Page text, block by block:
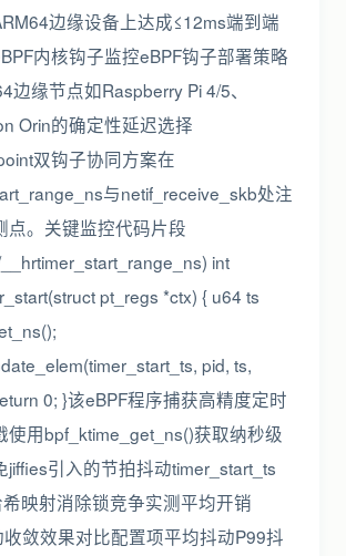
边缘设备上达成≤12ms端到端
内核钩子监控eBPF钩子部署策略
边缘节点如Raspberry Pi 4/5、
Orin的确定性延迟选择
双钩子协同方案在
与netif_receive_skb处注
点。关键监控代码片段
int
pt_regs *ctx) { u64 ts
pid, ts,
0; }该eBPF程序捕获高精度定时
使用bpf_ktime_get_ns()获取纳秒级
jiffies引入的节拍抖动timer_start_ts
映射消除锁竞争实测平均开销
敛效果对比配置项平均抖动P99抖